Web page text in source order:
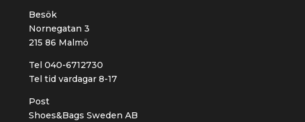
Besök
Nornegatan 3
215 86 Malmö
Tel 040-6712730
Tel tid vardagar 8-17
Post
Shoes&Bags Sweden AB